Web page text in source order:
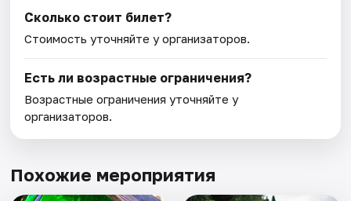
Сколько стоит билет?
Стоимость уточняйте у организаторов.
Есть ли возрастные ограничения?
Возрастные ограничения уточняйте у
организаторов.
Похожие мероприятия